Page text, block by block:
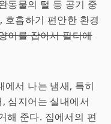
동물의 털 등 공기 중
호흡하기 편안한 환경
이를 잡아서 필터에
에서 나는 냄새, 특히
심지어는 실내에서
해 준다. 집에서의 편